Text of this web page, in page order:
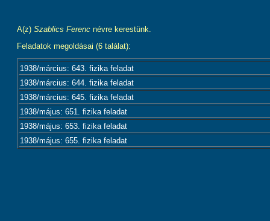
A(z) Szablics Ferenc névre kerestünk.
Feladatok megoldásai (6 találat):
1938/március: 643. fizika feladat
1938/március: 644. fizika feladat
1938/március: 645. fizika feladat
1938/május: 651. fizika feladat
1938/május: 653. fizika feladat
1938/május: 655. fizika feladat